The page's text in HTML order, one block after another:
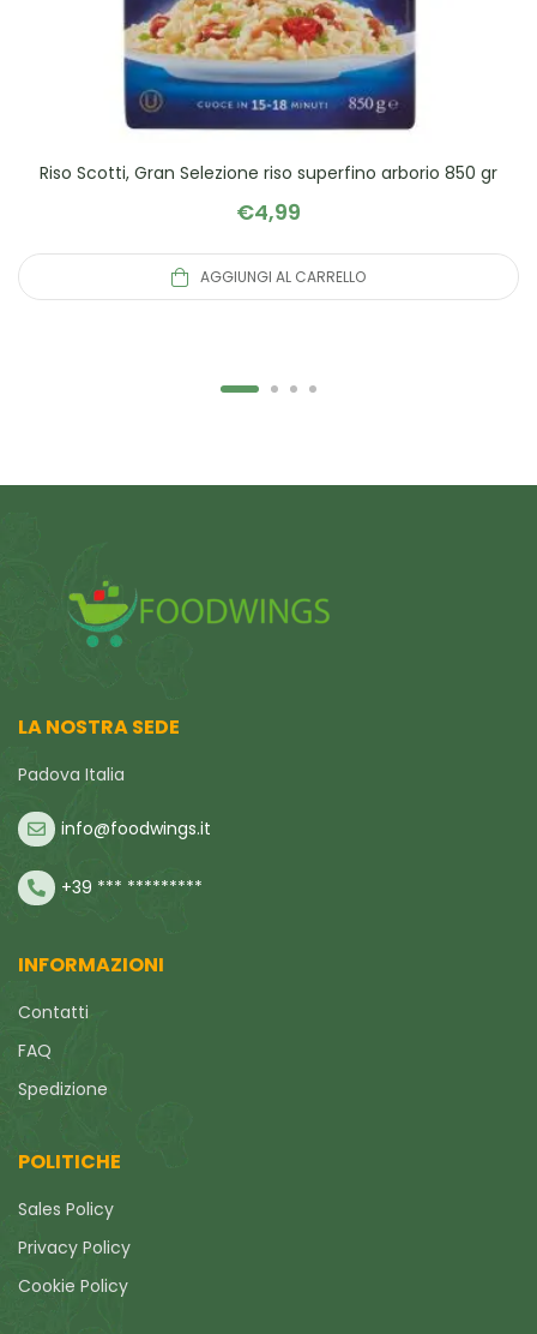
Riso Scotti, Gran Selezione riso superfino arborio 850 gr
€4,99
AGGIUNGI AL CARRELLO
LA NOSTRA SEDE
Padova Italia
info@foodwings.it
+39 *** *********
INFORMAZIONI
Contatti
FAQ
Spedizione
POLITICHE
Sales Policy
Privacy Policy
Cookie Policy